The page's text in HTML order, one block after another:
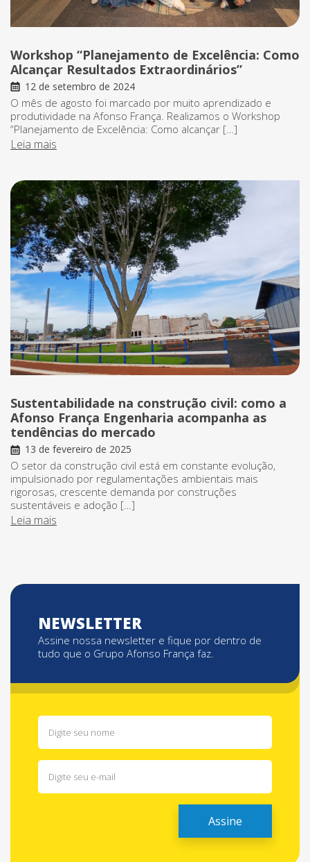
Workshop “Planejamento de Excelência: Como
Alcançar Resultados Extraordinários”
12 de setembro de 2024
O mês de agosto foi marcado por muito aprendizado e
produtividade na Afonso França. Realizamos o Workshop
“Planejamento de Excelência: Como alcançar […]
Leia mais
Sustentabilidade na construção civil: como a
Afonso França Engenharia acompanha as
tendências do mercado
13 de fevereiro de 2025
O setor da construção civil está em constante evolução,
impulsionado por regulamentações ambientais mais
rigorosas, crescente demanda por construções
sustentáveis e adoção […]
Leia mais
NEWSLETTER
Assine nossa newsletter e fique por dentro de
tudo que o Grupo Afonso França faz.